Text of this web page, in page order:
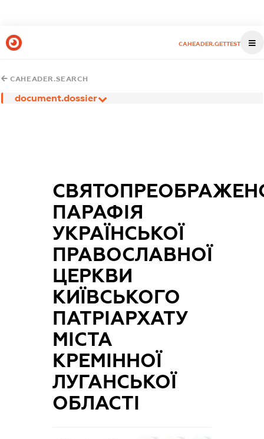
CAHEADER.GETTEST
CAHEADER.SEARCH
document.dossier
ПАРАФІЯ
УКРАЇНСЬКОЇ
ПРАВОСЛАВНОЇ
ЦЕРКВИ
КИЇВСЬКОГО
ПАТРІАРХАТУ
МІСТА
КРЕМІННОЇ
ЛУГАНСЬКОЇ
ОБЛАСТІ